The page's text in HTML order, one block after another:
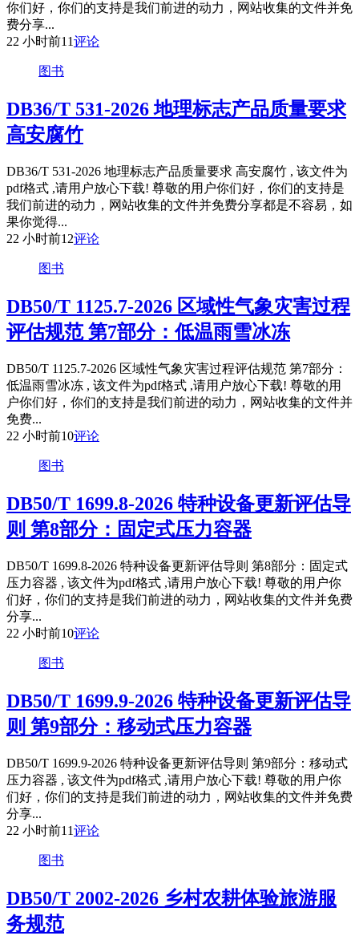
你们好，你们的支持是我们前进的动力，网站收集的文件并免
费分享...
22 小时前11评论
图书
DB36/T 531-2026 地理标志产品质量要求
高安腐竹
DB36/T 531-2026 地理标志产品质量要求 高安腐竹 , 该文件为
pdf格式 ,请用户放心下载! 尊敬的用户你们好，你们的支持是
我们前进的动力，网站收集的文件并免费分享都是不容易，如
果你觉得...
22 小时前12评论
图书
DB50/T 1125.7-2026 区域性气象灾害过程
评估规范 第7部分：低温雨雪冰冻
DB50/T 1125.7-2026 区域性气象灾害过程评估规范 第7部分：
低温雨雪冰冻 , 该文件为pdf格式 ,请用户放心下载! 尊敬的用
户你们好，你们的支持是我们前进的动力，网站收集的文件并
免费...
22 小时前10评论
图书
DB50/T 1699.8-2026 特种设备更新评估导
则 第8部分：固定式压力容器
DB50/T 1699.8-2026 特种设备更新评估导则 第8部分：固定式
压力容器 , 该文件为pdf格式 ,请用户放心下载! 尊敬的用户你
们好，你们的支持是我们前进的动力，网站收集的文件并免费
分享...
22 小时前10评论
图书
DB50/T 1699.9-2026 特种设备更新评估导
则 第9部分：移动式压力容器
DB50/T 1699.9-2026 特种设备更新评估导则 第9部分：移动式
压力容器 , 该文件为pdf格式 ,请用户放心下载! 尊敬的用户你
们好，你们的支持是我们前进的动力，网站收集的文件并免费
分享...
22 小时前11评论
图书
DB50/T 2002-2026 乡村农耕体验旅游服
务规范